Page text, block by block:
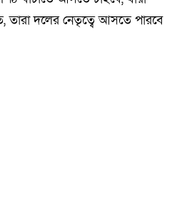
দলের নেতৃত্বে আসতে পারবে